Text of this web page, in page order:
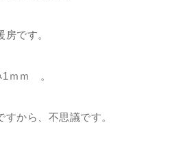
房です。
1ｍｍ 。
すから、不思議です。